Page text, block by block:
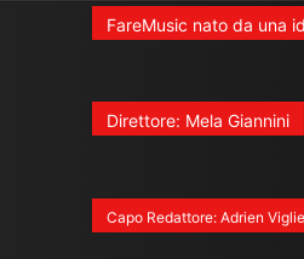
FareMusic nato da una
Direttore: Mela Giannini
Capo Redattore: Adrien